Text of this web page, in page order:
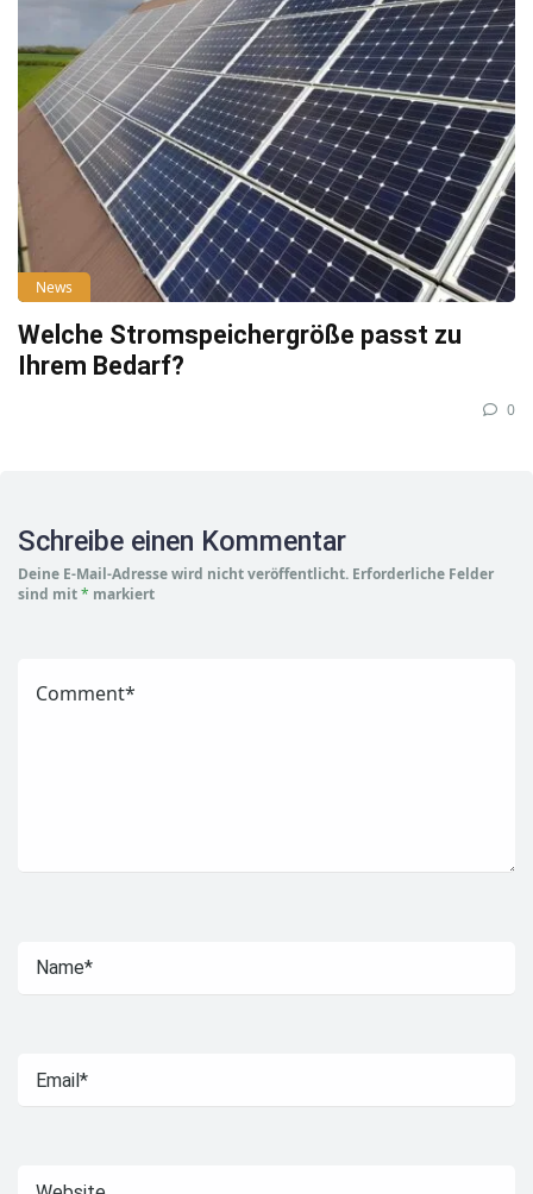
News
Welche Stromspeichergröße passt zu
Ihrem Bedarf?
0
Schreibe einen Kommentar
Deine E-Mail-Adresse wird nicht veröffentlicht. Erforderliche Felder
sind mit* markiert